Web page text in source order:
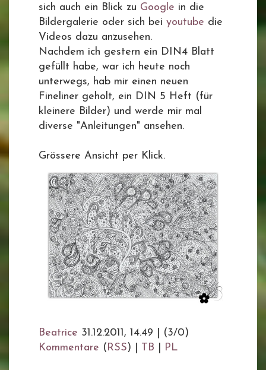
sich auch ein Blick zu Google in die
Bildergalerie oder sich bei youtube die
Videos dazu anzusehen.
Nachdem ich gestern ein DIN4 Blatt
gefüllt habe, war ich heute noch
unterwegs, hab mir einen neuen
Fineliner geholt, ein DIN 5 Heft (für
kleinere Bilder) und werde mir mal
diverse "Anleitungen" ansehen.
Grössere Ansicht per Klick.
Beatrice 31.12.2011, 14.49
(3/0)
Kommentare (RSS) | TB PL